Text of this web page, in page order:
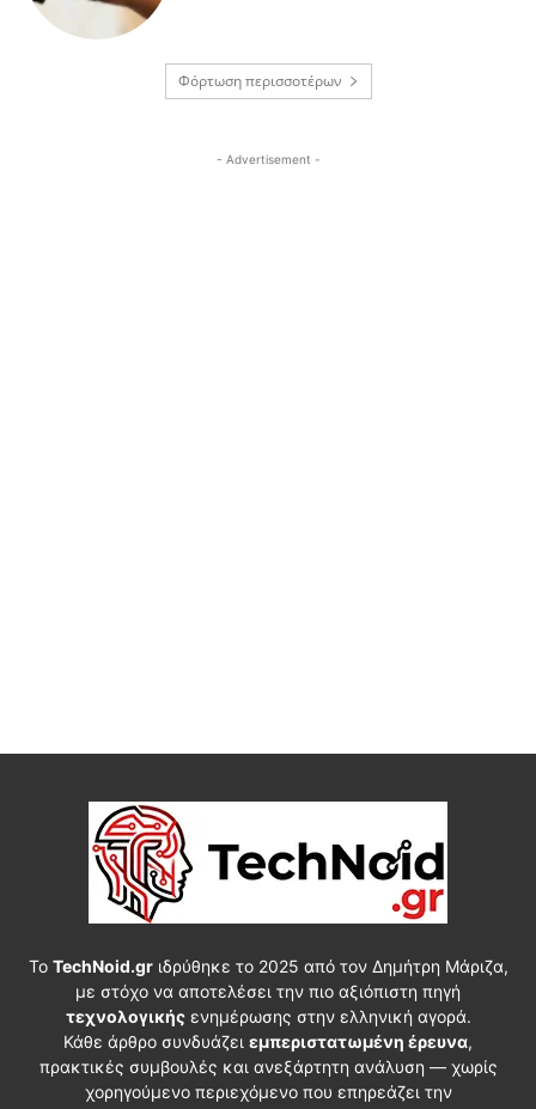
Φόρτωση περισσοτέρων
- Advertisement -
Το TechNoid.grιδρύθηκε το 2025 από τον Δημήτρη Μάριζα,
με στόχο να αποτελέσει την πιο αξιόπιστη πηγή
τεχνολογικήςενημέρωσης στην ελληνική αγορά.
Κάθε άρθρο συνδυάζει εμπεριστατωμένη έρευνα,
πρακτικές συμβουλές και ανεξάρτητη ανάλυση — χωρίς
χορηγούμενο περιεχόμενο που επηρεάζει την